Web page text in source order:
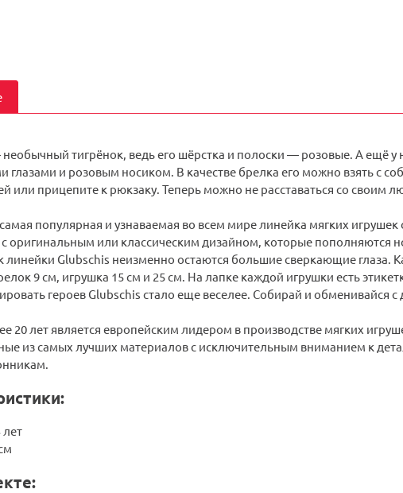
тигрёнок, ведь его шёрстка и полоски — розовые. А ещё
и розовым носиком. В качестве брелка его можно взять с
или прицепите к рюкзаку. Теперь можно не расставаться со своим
популярная и узнаваемая во всем мире линейка мягких
оригинальным или классическим дизайном, которые пополняются
линейки Glubschis неизменно остаются большие сверкающие глаза.
9 см, игрушка 15 см и 25 см. На лапке каждой игрушки есть
героев Glubschis стало еще веселее. Собирай и обменивайся с
20 лет является европейским лидером в производстве мягких
из самых лучших материалов с исключительным вниманием к
лет